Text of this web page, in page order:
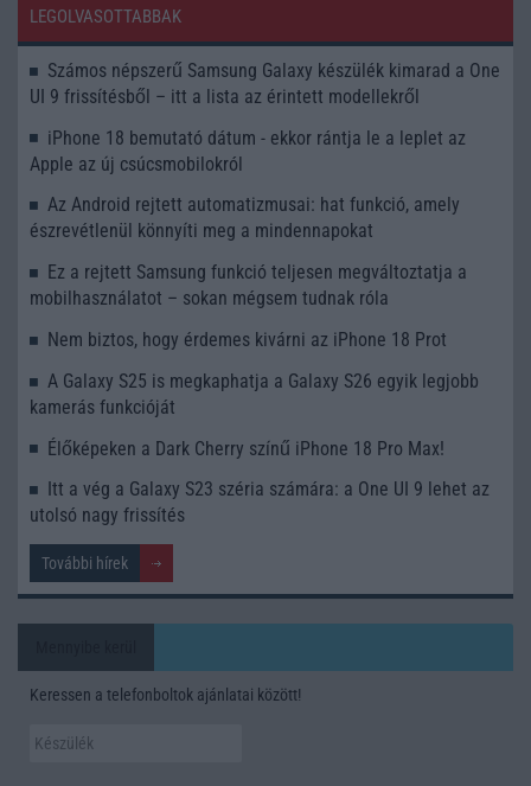
LEGOLVASOTTABBAK
Számos népszerű Samsung Galaxy készülék kimarad a One
UI 9 frissítésből – itt a lista az érintett modellekről
iPhone 18 bemutató dátum - ekkor rántja le a leplet az
Apple az új csúcsmobilokról
Az Android rejtett automatizmusai: hat funkció, amely
észrevétlenül könnyíti meg a mindennapokat
Ez a rejtett Samsung funkció teljesen megváltoztatja a
mobilhasználatot – sokan mégsem tudnak róla
Nem biztos, hogy érdemes kivárni az iPhone 18 Prot
A Galaxy S25 is megkaphatja a Galaxy S26 egyik legjobb
kamerás funkcióját
Élőképeken a Dark Cherry színű iPhone 18 Pro Max!
Itt a vég a Galaxy S23 széria számára: a One UI 9 lehet az
utolsó nagy frissítés
További hírek
Keressen a telefonboltok ajánlatai között!